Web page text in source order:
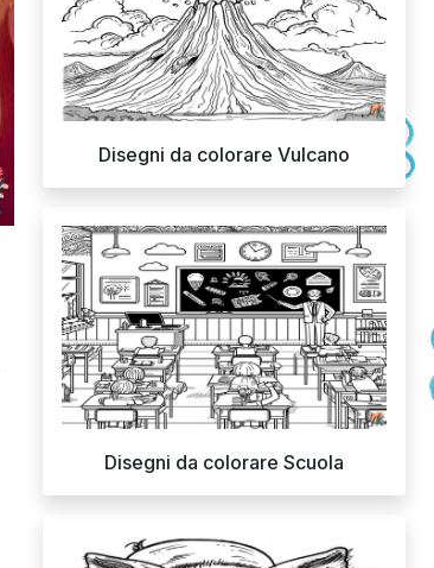
Disegni da colorare Vulcano
Disegni da colorare Scuola